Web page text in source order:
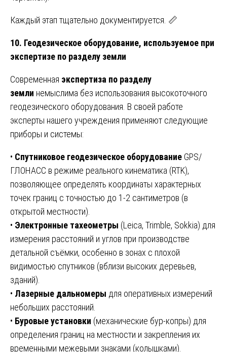
Каждый этап тщательно документируется. 📏
10. Геодезическое оборудование, используемое при
экспертизе по разделу земли
Современная экспертиза по разделу
земли немыслима без использования высокоточного
геодезического оборудования. В своей работе
эксперты нашего учреждения применяют следующие
приборы и системы:
• Спутниковое геодезическое оборудование GPS/
ГЛОНАСС в режиме реального кинематика (RTK),
позволяющее определять координаты характерных
точек границ с точностью до 1-2 сантиметров (в
открытой местности).
• Электронные тахеометры (Leica, Trimble, Sokkia) для
измерения расстояний и углов при производстве
детальной съёмки, особенно в зонах с плохой
видимостью спутников (вблизи высоких деревьев,
зданий).
• Лазерные дальномеры для оперативных измерений
небольших расстояний.
• Буровые установки (механические бур-копры) для
определения границ на местности и закрепления их
временными межевыми знаками (колышками).